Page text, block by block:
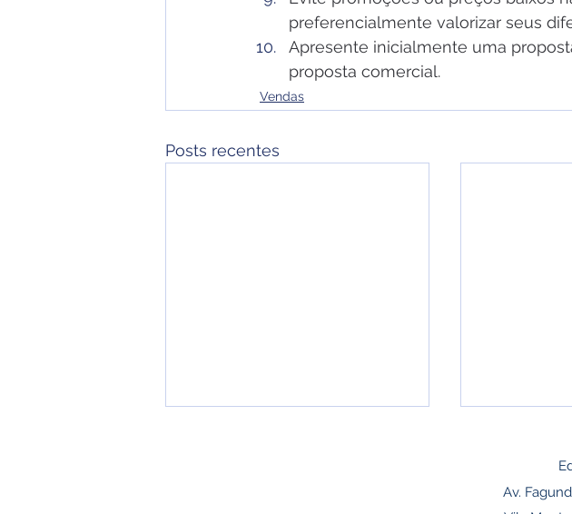
preferencialmente valorizar seus
Apresente inicialmente uma
proposta comercial.
Vendas
Posts recentes
Av.